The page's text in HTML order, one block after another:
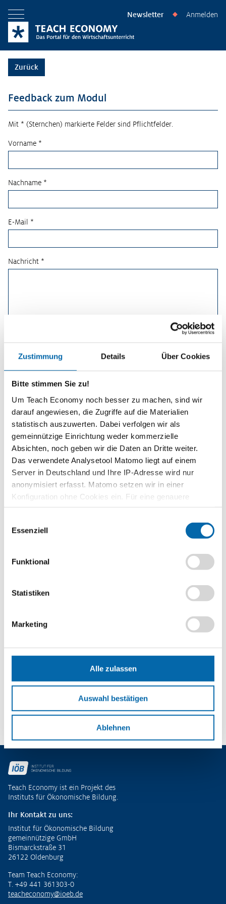
Zustimmung Details Über Cookies
Bitte stimmen Sie zu!
Um Teach Economy noch besser zu machen, sind wir
darauf angewiesen, die Zugriffe auf die Materialien
statistisch auszuwerten. Dabei verfolgen wir als
gemeinnützige Einrichtung weder kommerzielle
Absichten, noch geben wir die Daten an Dritte weiter.
Das verwendete Analysetool Matomo liegt auf einem
Server in Deutschland und Ihre IP-Adresse wird nur
anonymisiert erfasst. Matomo setzen wir in einer
Konfiguration ohne Cookies ein. Für eine genauere
Analyse bitte wir Sie, auch den optional wählbaren
Essenziell
Funktional
Statistiken
Marketing
Alle zulassen
Auswahl bestätigen
Ablehnen
Menü öffnen Newsletter ◆ Anmelden
Zurück
Feedback zum Modul
Mit * (Sternchen) markierte Felder sind Pflichtfelder.
Vorname *
Nachname *
E-Mail *
Nachricht *
Planspiele
Spielerisch wirtschaftliche
Zusammenhänge erfahren und
verstehen – mit den Planspielen
WIWAG, Ecoland und Isle of Economy
Ökonomische Modelle in 30 Minuten
Unternehmerisch Denken und Handeln
– Potenziale entdecken und
ökonomische Kompetenzen entwickeln
Zu den Publikationen
Teach Economy ist ein Projekt des
Instituts für Ökonomische Bildung.
Ihr Kontakt zu uns:
Institut für Ökonomische Bildung
gemeinnützige GmbH
Bismarckstraße 31
26122 Oldenburg
Team Teach Economy:
T. +49 441 361303-0
teacheconomy@ioeb.de